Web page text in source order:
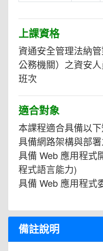
上課資格
資通安全管理法納
公務機關）之資安
班次
適合對象
本課程適合具備以
具備網路架構與部
具備 Web 應用程式
程式語言能力)
具備 Web 應用程式
備註說明